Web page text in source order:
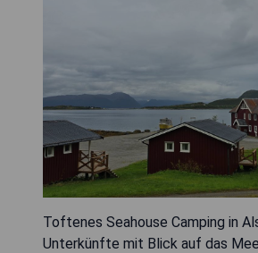
Toftenes Seahouse Camping in
Unterkünfte mit Blick auf das